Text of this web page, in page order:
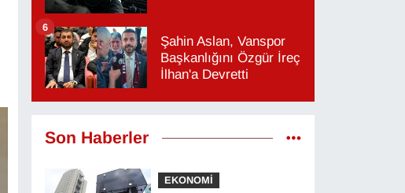
Şahin Aslan, Vanspor
Başkanlığını Özgür İreç
İlhan'a Devretti
6
Son Haberler
EKONOMİ